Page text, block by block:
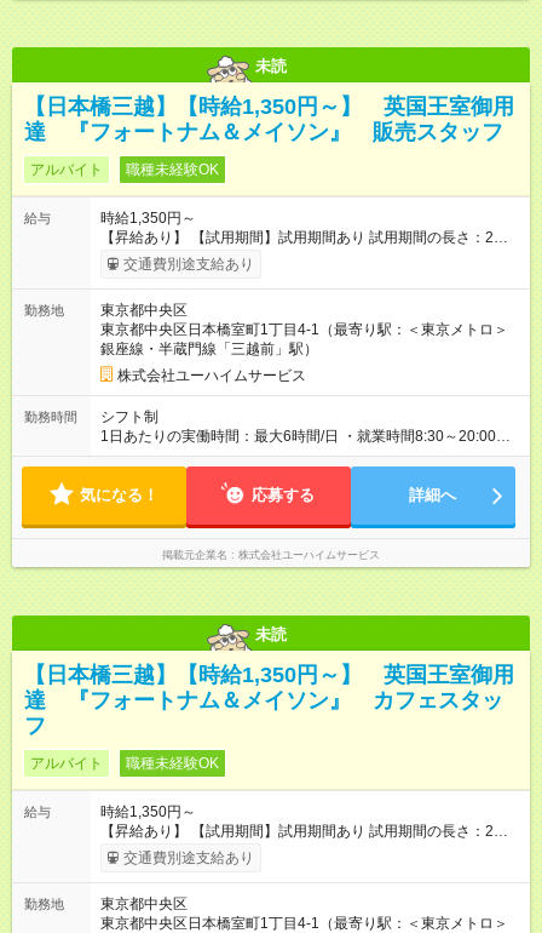
未読
【日本橋三越】【時給1,350円～】 英国王室御用
達 『フォートナム＆メイソン』 販売スタッフ
アルバイト 職種未経験OK
給与
時給1,350円～
【昇給あり】 【試用期間】試用期間あり 試用期間の長さ：2ヶ
月 雇用形態、給与は本採用時と同じです。
交通費別途支給あり
勤務地
東京都中央区
東京都中央区日本橋室町1丁目4-1（最寄り駅：＜東京メトロ＞
銀座線・半蔵門線「三越前」駅）
株式会社ユーハイムサービス
勤務時間
シフト制
1日あたりの実働時間：最大6時間/日 ・就業時間8:30～20:00の
間の6時間
気になる！ 応募する 詳細へ
掲載元企業名 株式会社ユーハイムサービス
未読
【日本橋三越】【時給1,350円～】 英国王室御用
達 『フォートナム＆メイソン』 カフェスタッ
フ
アルバイト 職種未経験OK
給与
時給1,350円～
【昇給あり】 【試用期間】試用期間あり 試用期間の長さ：2ヶ
月 雇用形態、給与は本採用時と同じです。
交通費別途支給あり
勤務地
東京都中央区
東京都中央区日本橋室町1丁目4-1（最寄り駅：＜東京メトロ＞